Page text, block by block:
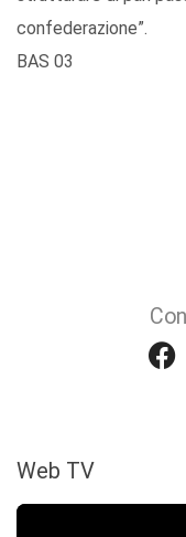
confederazione”.
BAS 03
Web TV